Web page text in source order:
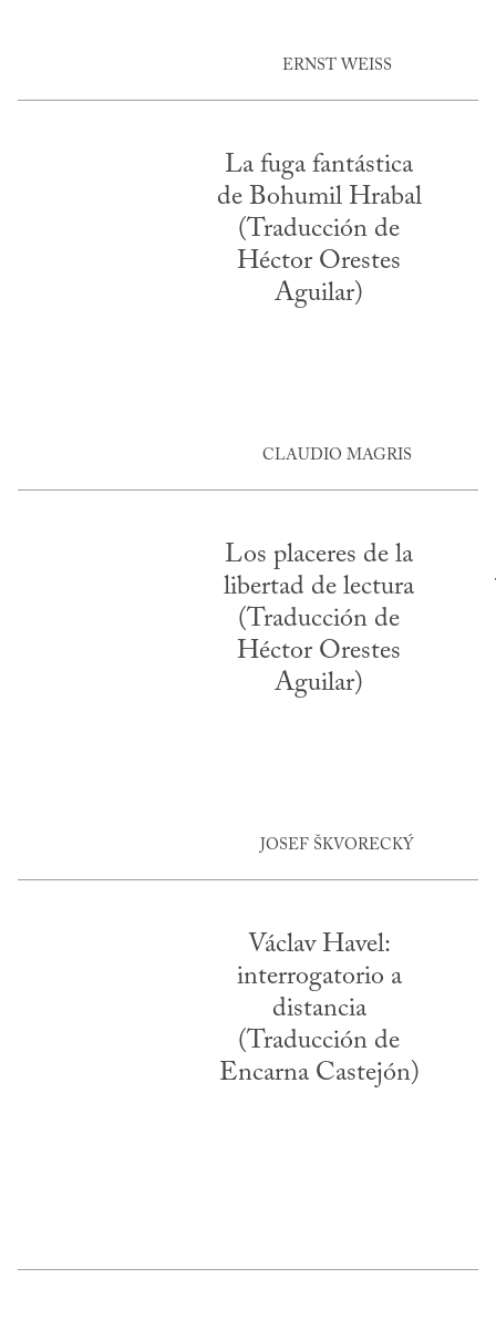
ERNST WEISS
La fuga fantástica
de Bohumil Hrabal
(Traducción de
Héctor Orestes
Aguilar)
CLAUDIO MAGRIS
Los placeres de la
libertad de lectura
(Traducción de
Héctor Orestes
Aguilar)
JOSEF ŠKVORECKÝ
Václav Havel:
interrogatorio a
distancia
(Traducción de
Encarna Castejón)